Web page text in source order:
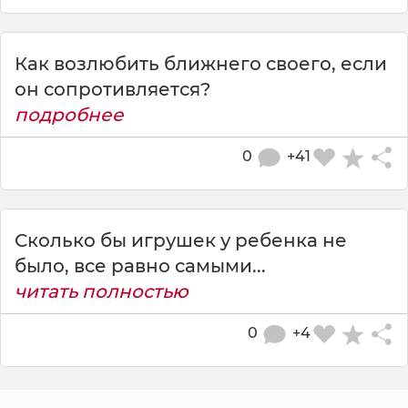
Как возлюбить ближнего своего, если
он сопротивляется?
подробнее
+41
0
Сколько бы игрушек у ребенка не
было, все равно самыми...
читать полностью
+4
0